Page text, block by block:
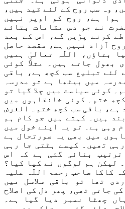
وہ سب روح کے لئے قید ہیں ،
ہوا ہے، روح کو اوپر نہیں
ضرت نے جو
دس مقامات بتائے
کرنے پڑیں گے، اس کے بعد
آزاد نہیں ہے، مقصد حاصل
بتاؤں،
اللّٰہ
تعالیٰ ہمیں
بھول جاتے ہیں۔ مثلاً کوئی
لئے تبلیغ سب کچھ ہے، باقی
میں بیٹھا
ہے تو مدرسہ
کوئی سیاست میں چلا گیا تو
ختم۔ کوئی خانقاہوں میں
ہے، باقی سب کچھ ختم۔ الغرض
ہیں۔ کہتے ہیں جو کام ہم
وہی ہے۔ تو
یہ
اپنے خول میں
میں بھی یہ صورتحال ہے
تھیں۔ کیسے ہٹتی جا رہی
ترتیب ب ن ائی گئی ہے کہ
اس
لیکن ہم لوگوں نے کیا کیا ؟
کاکا صاحب رحمۃ اللّٰہ علیہ
تھا تو باقی سلاسل میں
جاتی تھی، پھر دل کی اصلاح
چھٹا نمبر دیا گیا ہے۔